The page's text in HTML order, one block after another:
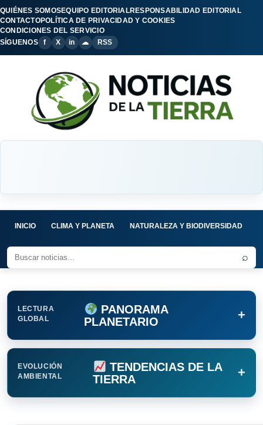
QUIÉNES SOMOSEQUIPO EDITORIALRESPONSABILIDAD EDITORIAL
CONTACTOPOLÍTICA DE PRIVACIDAD Y COOKIES
CONDICIONES DEL SERVICIO
SÍGUENOS
f X in ☁ RSS
INICIO CLIMA Y PLANETA NATURALEZA Y BIODIVERSIDAD
⌕
LECTURA
GLOBAL
PANORAMA
PLANETARIO
+
EVOLUCIÓN
AMBIENTAL
TENDENCIAS DE LA
TIERRA
+